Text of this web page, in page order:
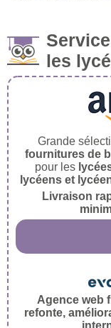
les
Grande
fournitures de
pour les
lycéens et
Livraison
Agence web
refonte,